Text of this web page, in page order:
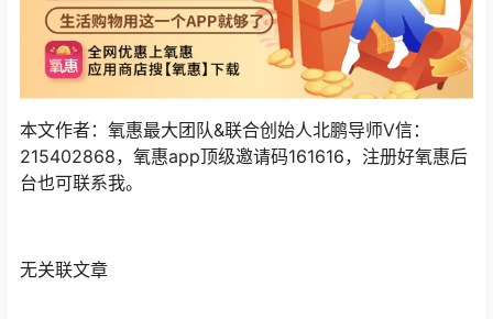
本文作者：氧惠最大团队&联合创始人北鹏导师V信：
215402868，氧惠app顶级邀请码161616，注册好氧惠后
台也可联系我。
无关联文章